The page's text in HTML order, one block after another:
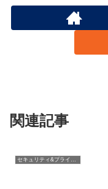
関連記事
セキュリティ&プライバシー編